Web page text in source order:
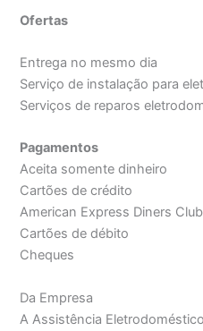
Ofertas
Entrega no mesmo dia
Serviço de instalação para
Serviços de reparos
Pagamentos
Aceita somente dinheiro
Cartões de crédito
American Express Diners
Cartões de débito
Cheques
Da Empresa
A Assistência